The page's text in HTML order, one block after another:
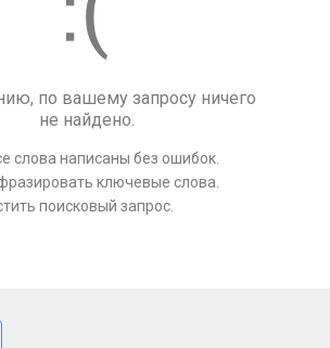
по вашему запросу ничего
не найдено.
слова написаны без ошибок.
ключевые слова.
поисковый запрос.